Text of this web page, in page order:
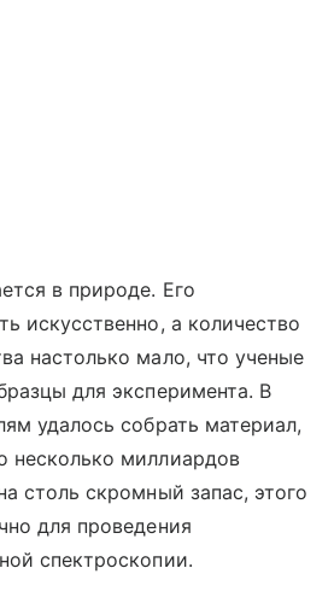
в природе. Его
искусственно, а количество
настолько мало, что ученые
для эксперимента. В
удалось собрать материал,
несколько миллиардов
столь скромный запас, этого
для проведения
спектроскопии.